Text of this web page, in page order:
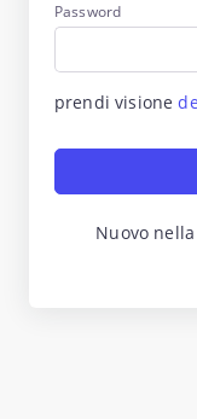
Password
prendi visione
Nuovo